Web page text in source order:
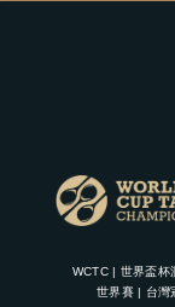
WCTC | 世界盃杯
世界賽 | 台灣